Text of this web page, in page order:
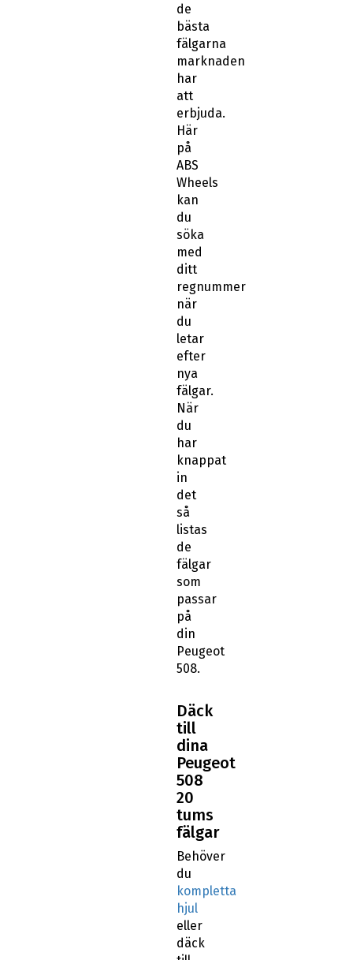
de
bästa
fälgarna
marknaden
har
att
erbjuda.
Här
på
ABS
Wheels
kan
du
söka
med
ditt
regnummer
när
du
letar
efter
nya
fälgar.
När
du
har
knappat
in
det
så
listas
de
fälgar
som
passar
på
din
Peugeot
508.
Däck
till
dina
Peugeot
508
20
tums
fälgar
Behöver
du
kompletta
hjul
eller
däck